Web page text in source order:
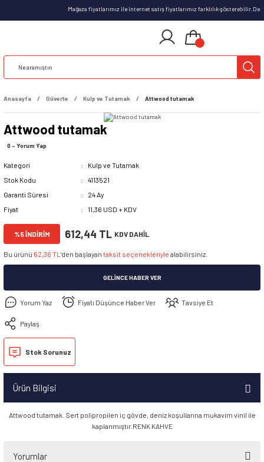
Mağaza fiyatlarımız ile internet satış fiyatlarımız farklılık
Anasayfa Güverte Kulp ve Tutamak Attwood tutamak
Attwood tutamak
0 - Yorum Yap
Kategori
Kulp ve Tutamak
Stok Kodu
4113521
Garanti Süresi
24 Ay
Fiyat
11,36 USD + KDV
%5 İNDİRİM 612,44 TL KDV DAHİL
Bu ürünü 62,36 TL ’den başlayan taksit seçenekleriyle alabilirsiniz.
GELINCE HABER VER
Yorum Yaz Fiyatı Düşünce Haber Ver Tavsiye Et
Paylaş
Stok Sorunuz
Ürün Bilgisi
Attwood tutamak. Sert polipropilen iç gövde, deniz koşullarına mukavim vinil ile
kaplanmıştır.RENK KAHVE
Yorumlar